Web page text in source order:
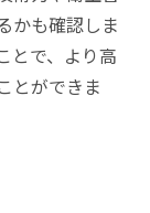
かも確認しま
とで、より高
とができま